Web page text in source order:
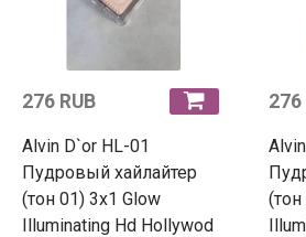
276 RUB
Alvin D`or HL-01
Пудровый хайлайтер
(тон 01) 3х1 Glow
Illuminating Hd Hollywod
276